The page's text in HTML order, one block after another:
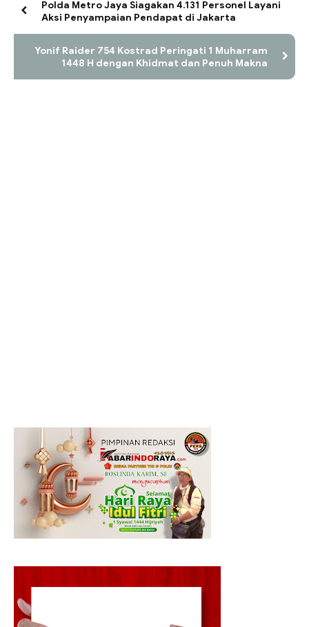
Polda Metro Jaya Siagakan 4.131 Personel Layani
Aksi Penyampaian Pendapat di Jakarta
Yonif Raider 754 Kostrad Peringati 1 Muharram
1448 H dengan Khidmat dan Penuh Makna